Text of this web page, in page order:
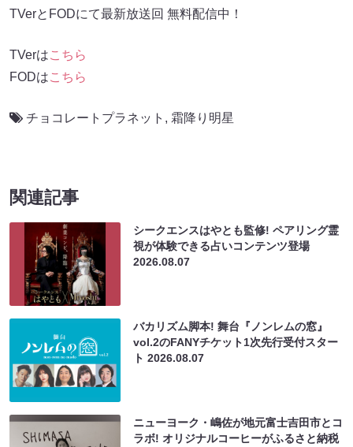
TVerとFODにて最新放送回 無料配信中！
TVerはこちら
FODはこちら
チョコレートプラネット , 霜降り明星
関連記事
シークエンスはやとも監修! ペアリング霊
視が体験できる占いコンテンツ登場
2026.08.07
バカリズム脚本! 舞台『ノンレムの窓』
vol.2のFANYチケット1次先行受付スター
ト2026.08.07
ニューヨーク・嶋佐が地元富士吉田市とコ
ラボ! オリジナルコーヒーがふるさと納税